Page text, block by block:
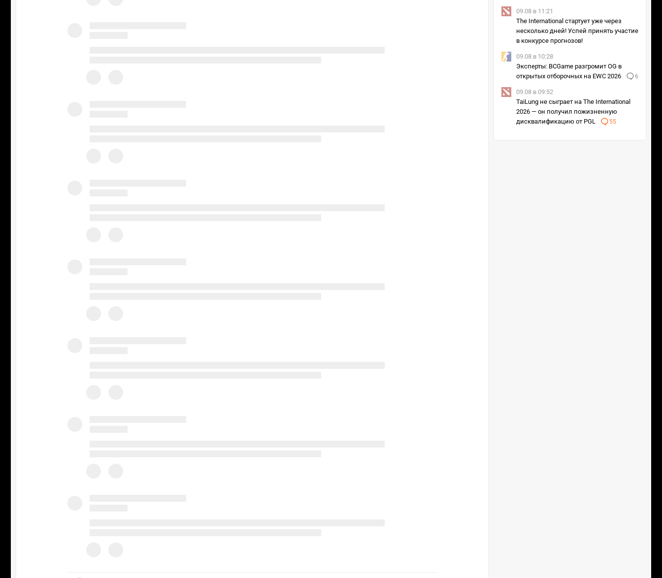
09.08 в 11:21
The International стартует уже через
несколько дней! Успей принять участие
в конкурсе прогнозов!
09.08 в 10:28
Эксперты: BCGame разгромит OG в
открытых отборочных на EWC 2026
6
09.08 в 09:52
TaiLung не сыграет на The International
2026 — он получил пожизненную
дисквалификацию от PGL
55